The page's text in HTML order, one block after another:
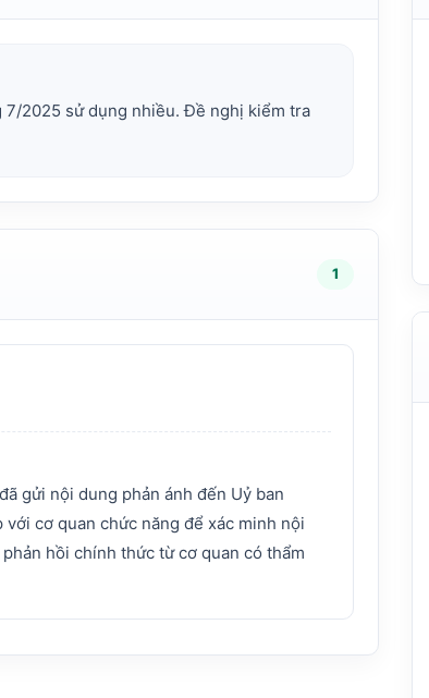
2025 sử dụng nhiều. Đề nghị kiểm tra
1
gửi nội dung phản ánh đến Uỷ ban
cơ quan chức năng để xác minh nội
hồi chính thức từ cơ quan có thẩm